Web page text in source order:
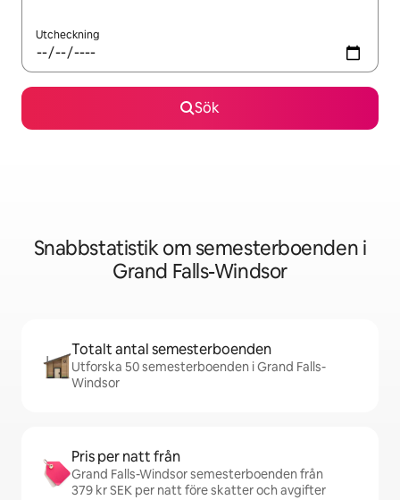
Utcheckning
Sök
Snabbstatistik om semesterboenden i
Grand Falls-Windsor
Totalt antal semesterboenden
Utforska 50 semesterboenden i Grand Falls-
Windsor
Pris per natt från
Grand Falls-Windsor semesterboenden från
379 kr SEK per natt före skatter och avgifter